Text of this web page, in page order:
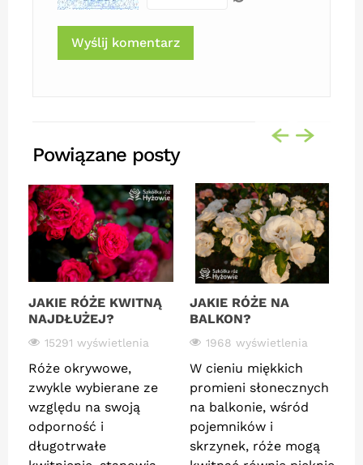
Powiązane posty
JAKIE RÓŻE KWITNĄ
NAJDŁUŻEJ?
15291 wyświetlenia
Róże okrywowe,
zwykle wybierane ze
względu na swoją
odporność i
długotrwałe
JAKIE RÓŻE NA
BALKON?
1968 wyświetlenia
W cieniu miękkich
promieni słonecznych
na balkonie, wśród
pojemników i
skrzynek, róże mogą